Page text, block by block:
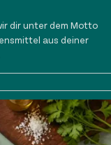
dir unter dem Motto
aus deiner